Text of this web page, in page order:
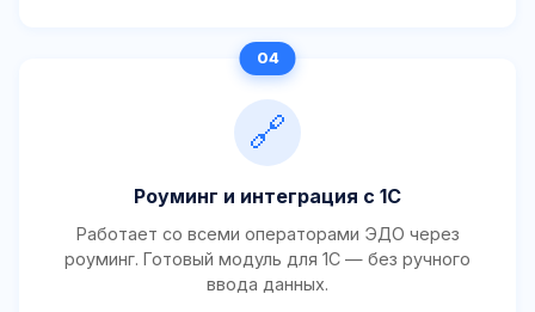
🔗
Роуминг и интеграция с 1С
Работает со всеми операторами ЭДО через
роуминг. Готовый модуль для 1С — без ручного
ввода данных.